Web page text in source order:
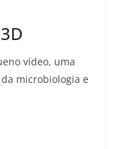
vídeo, uma
microbiologia e